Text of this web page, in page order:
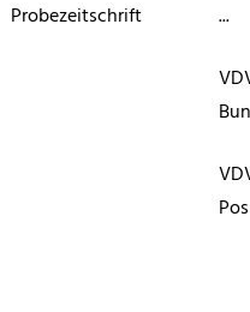
Probezeitschrift
...